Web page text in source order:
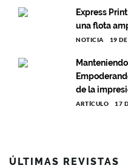
Express
una flota
NOTICIA 19
de la
ARTÍCULO 17
ÚLTIMAS REVISTAS